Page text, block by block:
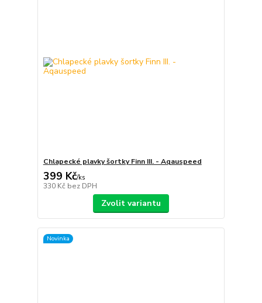
Chlapecké plavky šortky Finn III. - Aqauspeed
399 Kč/ks
330 Kč bez DPH
Zvolit variantu
Novinka